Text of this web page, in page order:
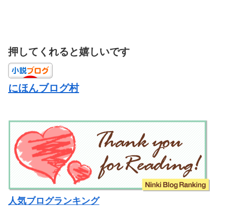
押してくれると嬉しいです
にほんブログ村
人気ブログランキング